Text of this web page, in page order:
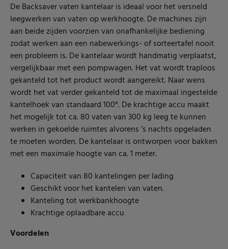
De Backsaver vaten kantelaar is ideaal voor het versneld
leegwerken van vaten op werkhoogte. De machines zijn
aan beide zijden voorzien van onafhankelijke bediening
zodat werken aan een nabewerkings- of sorteertafel nooit
een probleem is. De kantelaar wordt handmatig verplaatst,
vergelijkbaar met een pompwagen. Het vat wordt traploos
gekanteld tot het product wordt aangereikt. Naar wens
wordt het vat verder gekanteld tot de maximaal ingestelde
kantelhoek van standaard 100°. De krachtige accu maakt
het mogelijk tot ca. 80 vaten van 300 kg leeg te kunnen
werken in gekoelde ruimtes alvorens ’s nachts opgeladen
te moeten worden. De kantelaar is ontworpen voor bakken
met een maximale hoogte van ca. 1 meter.
Capaciteit van 80 kantelingen per lading
Geschikt voor het kantelen van vaten.
Kanteling tot werkbankhoogte
Krachtige oplaadbare accu
Voordelen